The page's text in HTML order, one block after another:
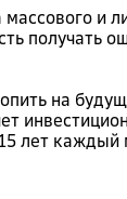
и
получать
на
лет